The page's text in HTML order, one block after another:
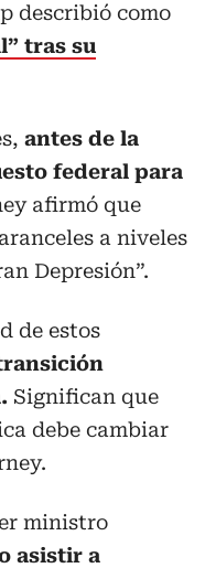
describió como
tras su
antes de la
federal para
afirmó que
a niveles
Depresión”.
de estos
Significan que
debe cambiar
ministro
asistir a